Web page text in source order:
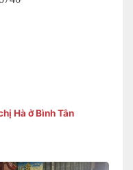
Hà ở Bình Tân